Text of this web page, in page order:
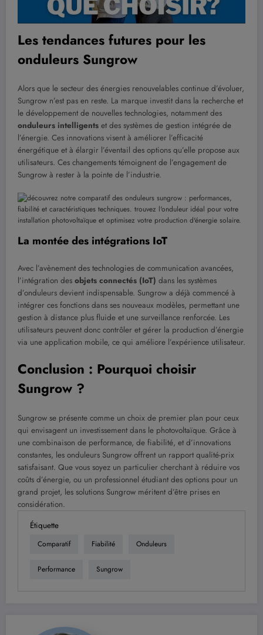
Les tendances futures pour les
onduleurs Sungrow
Alors que le secteur des énergies renouvelables continue d’évoluer,
Sungrow n’est pas en reste. La marque investit dans la recherche et
le développement de nouvelles technologies, notamment des
onduleurs intelligents et des systèmes de gestion intégrée de
l’énergie. Ces innovations visent à améliorer l’efficacité
énergétique et à élargir l’éventail des options qu’elle propose aux
utilisateurs. Ces changements témoignent de l’engagement de
Sungrow à rester à la pointe de l’industrie.
La montée des intégrations IoT
Avec l’avènement des technologies de communication avancées,
l’intégration des objets connectés (IoT) dans les systèmes
d’onduleurs devient indispensable. Sungrow a déjà commencé à
intégrer ces fonctions dans ses nouveaux modèles, permettant une
gestion à distance plus fluide et une surveillance renforcée. Les
utilisateurs peuvent donc contrôler et gérer la production d’énergie
via une application mobile, ce qui améliore l’expérience utilisateur.
Conclusion : Pourquoi choisir
Sungrow ?
Sungrow se présente comme un choix de premier plan pour ceux
qui envisagent un investissement dans le photovoltaïque. Grâce à
une combinaison de performance, de fiabilité, et d’innovations
constantes, les onduleurs Sungrow offrent un rapport qualité-prix
satisfaisant. Que vous soyez un particulier cherchant à réduire vos
coûts d’énergie, ou un professionnel étudiant des options pour un
grand projet, les solutions Sungrow méritent d’être prises en
considération.
Étiquette
Comparatif Fiabilité Onduleurs
Performance Sungrow